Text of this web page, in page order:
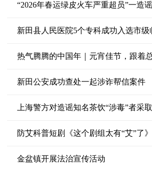
“2026年春运绿皮火车严重超员”一造
新田县人民医院5个专科成功入选市
热气腾腾的中国年｜元宵佳节，跟着
新田公安成功查处一起涉诈帮信案件
上海警方对造谣知名茶饮“涉毒”者采
防艾科普短剧《这个剧组太有“艾”了
金盆镇开展法治宣传活动